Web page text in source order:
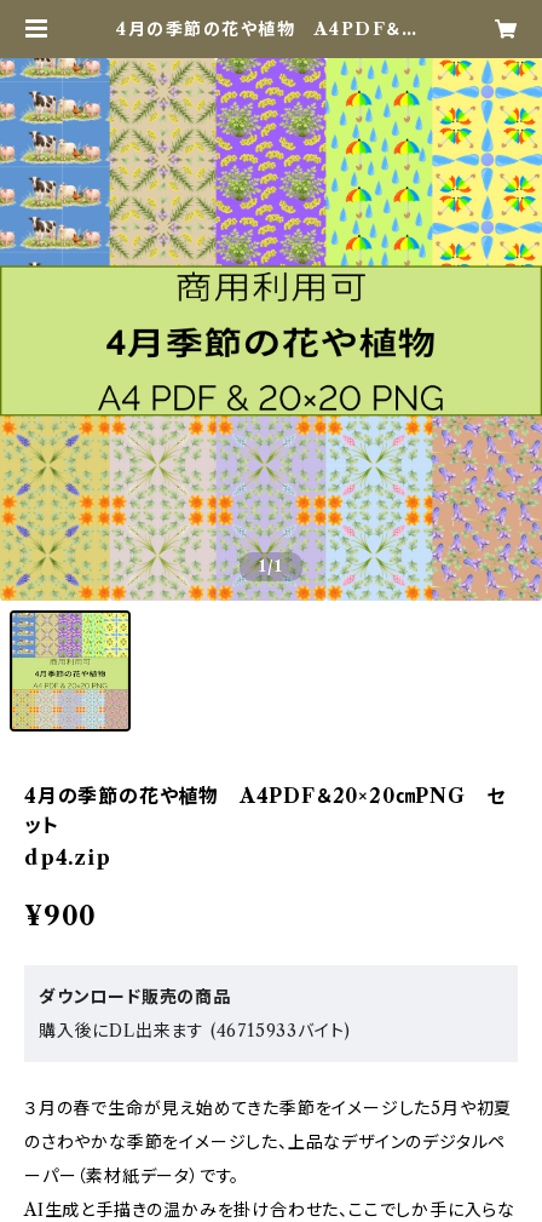
4月の季節の花や植物 A4PDF＆20
Paper
1/1
4月の季節の花や植物 A4PDF＆20×20㎝PNG セ
ット
dp4.zip
¥900
ダウンロード販売の商品
購入後にDL出来ます (46715933バイト)
３月の春で生命が見え始めてきた季節をイメージした5月や初夏
のさわやかな季節をイメージした、上品なデザインのデジタルペ
ーパー（素材紙データ）です。
AI生成と手描きの温かみを掛け合わせた、ここでしか手に入らな